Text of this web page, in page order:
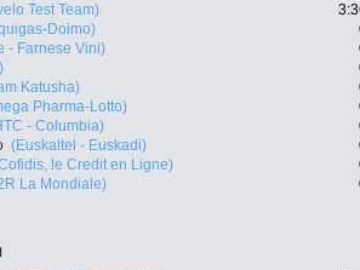
Test Team)
Doimo)
- Farnese Vini)
Katusha)
Pharma-Lotto)
- Columbia)
(Euskaltel - Euskadi)
le Credit en Ligne)
La Mondiale)